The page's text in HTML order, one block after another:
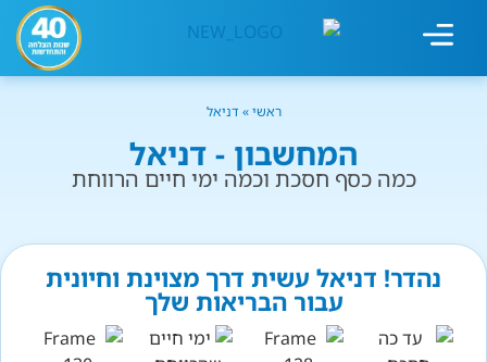
ראשי» דניאל
המחשבון - דניאל
כמה כסף חסכת וכמה ימי חיים הרווחת
נהדר! דניאל עשית דרך מצוינת וחיונית
עבור הבריאות שלך